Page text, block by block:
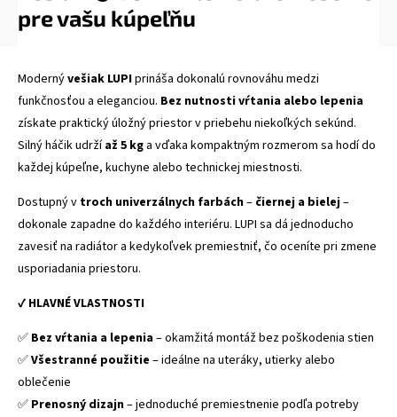
pre vašu kúpeľňu
Modernývešiak LUPIprináša dokonalú rovnováhu medzi
funkčnosťou a eleganciou. Bez nutnosti vŕtania alebo lepenia
získate praktický úložný priestor v priebehu niekoľkých sekúnd.
Silný háčik udržíaž 5 kg a vďaka kompaktným rozmerom sa hodí do
každej kúpeľne, kuchyne alebo technickej miestnosti.
Dostupný v troch univerzálnych farbách– čiernej a bielej–
dokonale zapadne do každého interiéru. LUPI sa dá jednoducho
zavesiť na radiátor a kedykoľvek premiestniť, čo oceníte pri zmene
usporiadania priestoru.
✔ HLAVNÉ VLASTNOSTI
✅ Bez vŕtania a lepenia– okamžitá montáž bez poškodenia stien
✅Všestranné použitie – ideálne na uteráky, utierky alebo
oblečenie
✅ Prenosný dizajn– jednoduché premiestnenie podľa potreby